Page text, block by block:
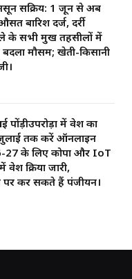
सक्रिय: 1 जून से अब
बारिश दर्ज, दर्री
सभी प्रमुख तहसीलों में
मौसम; खेती-किसानी
में प्रवेश का
तक करें ऑनलाइन
27 के लिए कोपा और IoT
प्रक्रिया जारी,
पर कर सकते हैं पंजीयन।